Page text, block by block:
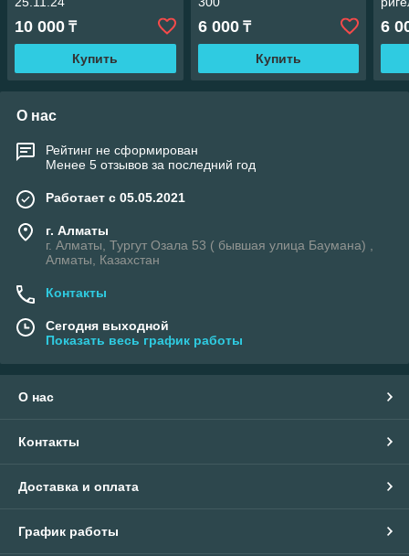
10 000 ₸
Купить
6 000₸
Купить
6
О нас
Рейтинг не сформирован
Менее 5 отзывов за последний год
Работает с 05.05.2021
г. Алматы
г. Алматы, Тургут Озала 53 ( бывшая улица Баумана) ,
Алматы, Казахстан
Контакты
Сегодня выходной
Показать весь график работы
О нас
Контакты
Доставка и оплата
График работы